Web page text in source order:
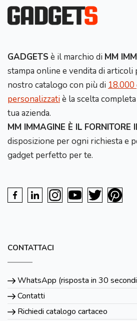
GADGETS è il marchio di MM
stampa online e vendita di articoli
nostro catalogo con più di
personalizzatiè la scelta
tua azienda.
MM IMMAGINE È IL FORNITORE
disposizione per ogni richiesta e
gadget perfetto per te.
CONTATTACI
WhatsApp (risposta in 30
Contatti
Richiedi catalogo cartaceo